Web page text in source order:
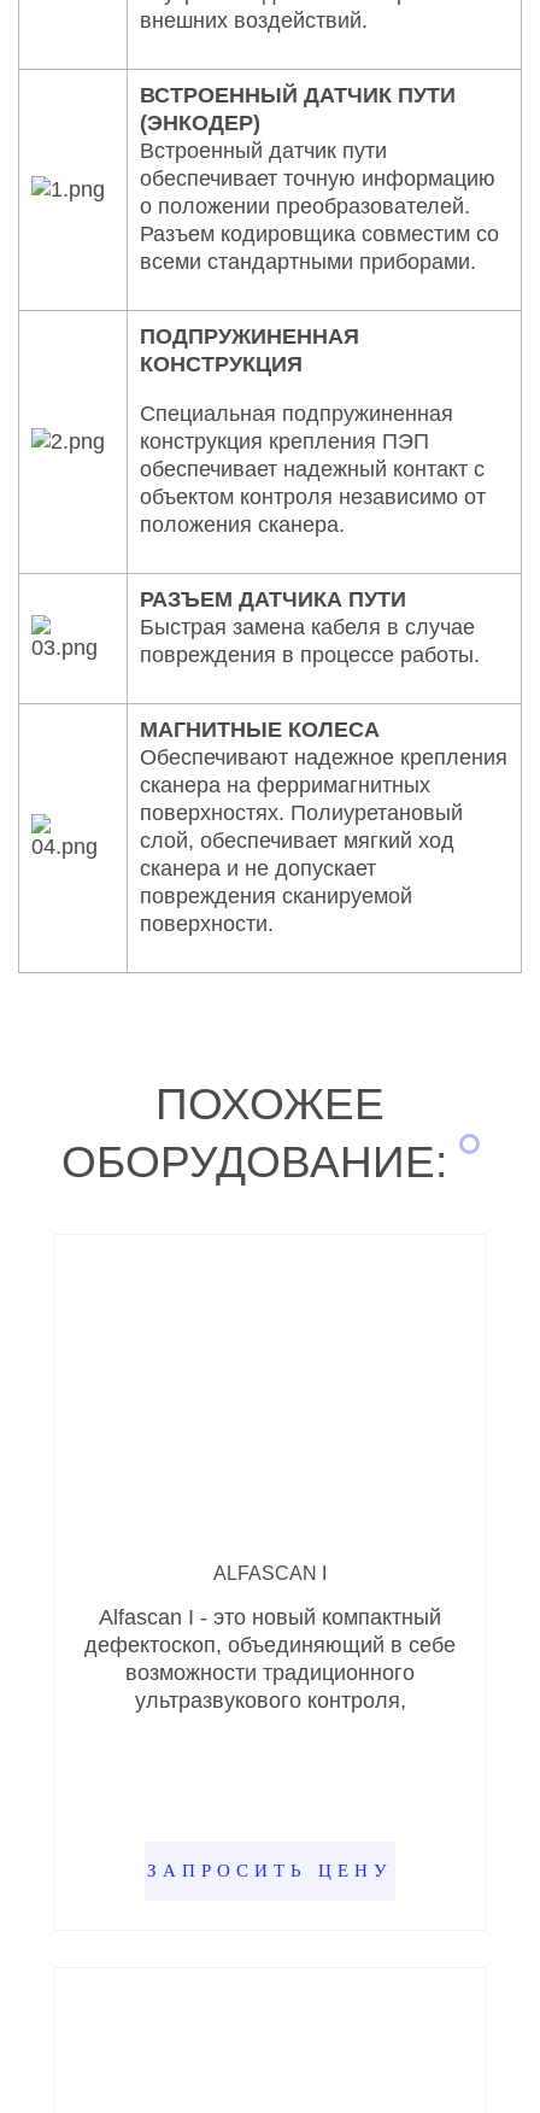
внешних воздействий.
ВСТРОЕННЫЙ ДАТЧИК ПУТИ
(ЭНКОДЕР)
Встроенный датчик пути
обеспечивает точную информацию
о положении преобразователей.
Разъем кодировщика совместим со
всеми стандартными приборами.
ПОДПРУЖИНЕННАЯ
КОНСТРУКЦИЯ
Специальная подпружиненная
конструкция крепления ПЭП
обеспечивает надежный контакт с
объектом контроля независимо от
положения сканера.
РАЗЪЕМ ДАТЧИКА ПУТИ
Быстрая замена кабеля в случае
повреждения в процессе работы.
МАГНИТНЫЕ КОЛЕСА
Обеспечивают надежное крепления
сканера на ферримагнитных
поверхностях. Полиуретановый
слой, обеспечивает мягкий ход
сканера и не допускает
повреждения сканируемой
поверхности.
ПОХОЖЕЕ
ОБОРУДОВАНИЕ:
ALFASCAN I
Alfascan I - это новый компактный
дефектоскоп, объединяющий в себе
возможности традиционного
ультразвукового контроля,
ЗАПРОСИТЬ ЦЕНУ